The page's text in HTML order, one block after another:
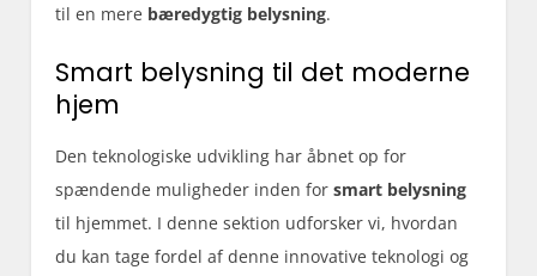
til en mere bæredygtig belysning.
Smart belysning til det moderne
hjem
Den teknologiske udvikling har åbnet op for
spændende muligheder inden forsmart belysning
til hjemmet. I denne sektion udforsker vi, hvordan
du kan tage fordel af denne innovative teknologi og